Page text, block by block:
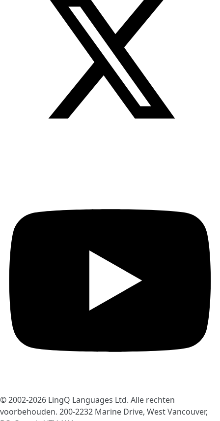
© 2002-2026 LingQ Languages Ltd. Alle rechten
voorbehouden. 200-2232 Marine Drive, West Vancouver,